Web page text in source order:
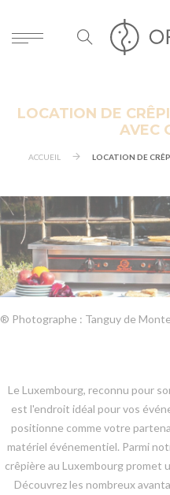
LOCATION DE
AVEC
ACCUEIL LOCATION DE
® Photographe : Tanguy de
Le Luxembourg, reconnu pour
est l'endroit idéal pour vos
positionne comme votre
matériel événementiel. Parmi
crêpière au Luxembourg promet
Découvrez les nombreux